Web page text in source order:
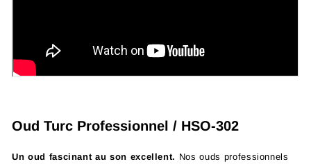
Oud Turc Professionnel / HSO-302
Un oud fascinant au son excellent. Nos ouds professionnels